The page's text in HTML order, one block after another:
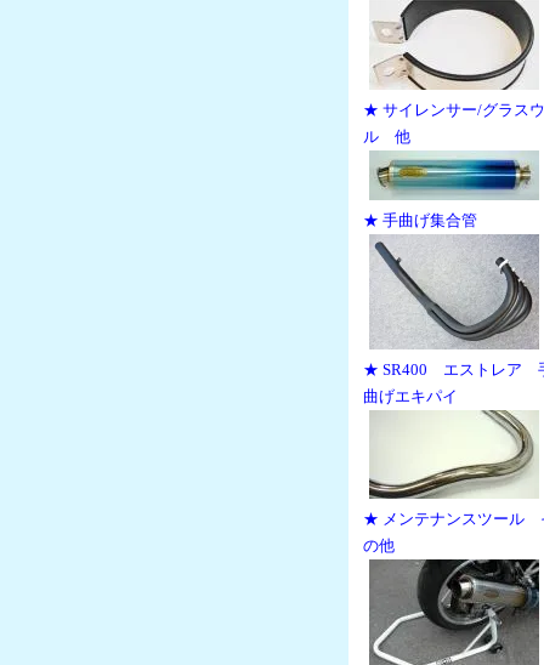
★ サイレンサー/グラス
ル 他
★ 手曲げ集合管
★ SR400 エストレア
曲げエキパイ
★ メンテナンスツール
の他